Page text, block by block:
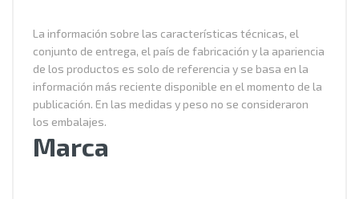
La información sobre las características técnicas, el
conjunto de entrega, el país de fabricación y la apariencia
de los productos es solo de referencia y se basa en la
información más reciente disponible en el momento de la
publicación. En las medidas y peso no se consideraron
los embalajes.
Marca